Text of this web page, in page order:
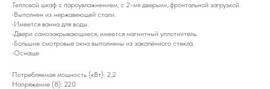
Тепловой шкаф c пароувлажнением, с 2-мя дверьми, фронтальной загрузкой.
•Выполнен из нержавеющей стали.
•Имеется ванна для воды.
•Двери самозакрывающиеся, имеется магнитный уплотнитель.
•Большие смотровые окна выполнены из закалённого стекла.
•Оснаще
Потребляемая мощность (кВт): 2,2
Напряжение (В): 220